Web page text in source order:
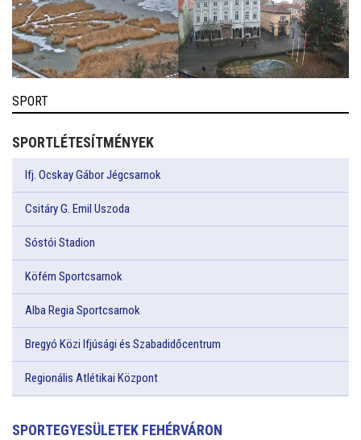
SPORT
SPORTLÉTESÍTMÉNYEK
Ifj. Ocskay Gábor Jégcsarnok
Csitáry G. Emil Uszoda
Sóstói Stadion
Köfém Sportcsarnok
Alba Regia Sportcsarnok
Bregyó Közi Ifjúsági és Szabadidőcentrum
Regionális Atlétikai Központ
SPORTEGYESÜLETEK FEHÉRVÁRON